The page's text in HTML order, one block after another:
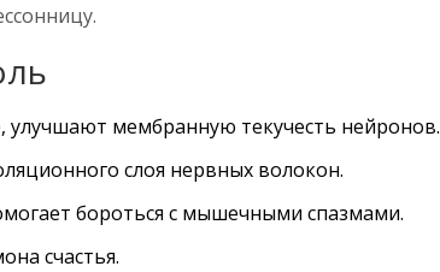
улучшают мембранную текучесть нейронов.
слоя нервных волокон.
бороться с мышечными спазмами.
счастья.